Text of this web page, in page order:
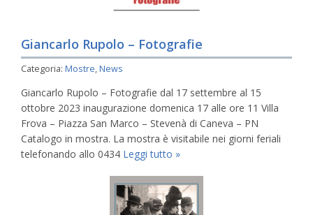
Giancarlo Rupolo – Fotografie
Categoria: Mostre,News
Giancarlo Rupolo – Fotografie dal 17 settembre al 15
ottobre 2023 inaugurazione domenica 17 alle ore 11 Villa
Frova – Piazza San Marco – Stevenà di Caneva – PN
Catalogo in mostra. La mostra è visitabile nei giorni feriali
telefonando allo 0434 Leggi tutto »